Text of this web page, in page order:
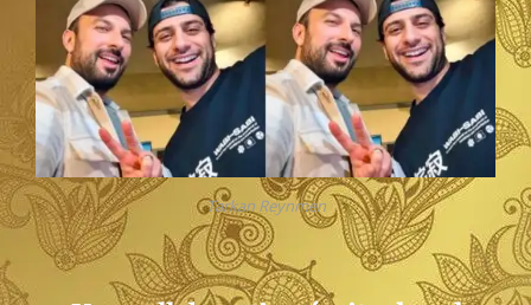
Tarkan Reynmen